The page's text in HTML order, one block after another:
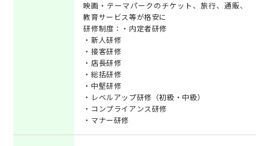
映画・テーマパークのチケット、旅行、通販、
教育サービス等が格安に
研修制度：・内定者研修
・新人研修
・接客研修
・店長研修
・総括研修
・中堅研修
・レベルアップ研修（初級・中級）
・コンプライアンス研修
・マナー研修